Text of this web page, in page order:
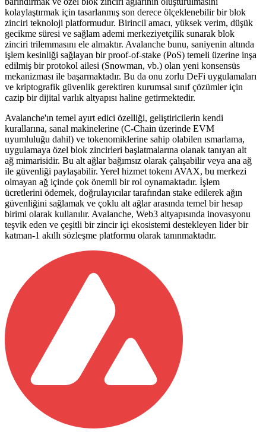
kolaylaştırmak için tasarlanmış son derece ölçeklenebilir bir blok
zinciri teknoloji platformudur. Birincil amacı, yüksek verim, düşük
gecikme süresi ve sağlam ademi merkeziyetçilik sunarak blok
zinciri trilemmasını ele almaktır. Avalanche bunu, saniyenin altında
işlem kesinliği sağlayan bir proof-of-stake (PoS) temeli üzerine inşa
edilmiş bir protokol ailesi (Snowman, vb.) olan yeni konsensüs
mekanizması ile başarmaktadır. Bu da onu zorlu DeFi uygulamaları
ve kriptografik güvenlik gerektiren kurumsal sınıf çözümler için
cazip bir dijital varlık altyapısı haline getirmektedir.
Avalanche'ın temel ayırt edici özelliği, geliştiricilerin kendi
kurallarına, sanal makinelerine (C-Chain üzerinde EVM
uyumluluğu dahil) ve tokenomiklerine sahip olabilen ısmarlama,
uygulamaya özel blok zincirleri başlatmalarına olanak tanıyan alt
ağ mimarisidir. Bu alt ağlar bağımsız olarak çalışabilir veya ana ağ
ile güvenliği paylaşabilir. Yerel hizmet tokenı AVAX, bu merkezi
olmayan ağ içinde çok önemli bir rol oynamaktadır. İşlem
ücretlerini ödemek, doğrulayıcılar tarafından stake edilerek ağın
güvenliğini sağlamak ve çoklu alt ağlar arasında temel bir hesap
birimi olarak kullanılır. Avalanche, Web3 altyapısında inovasyonu
teşvik eden ve çeşitli bir zincir içi ekosistemi destekleyen lider bir
katman-1 akıllı sözleşme platformu olarak tanınmaktadır.